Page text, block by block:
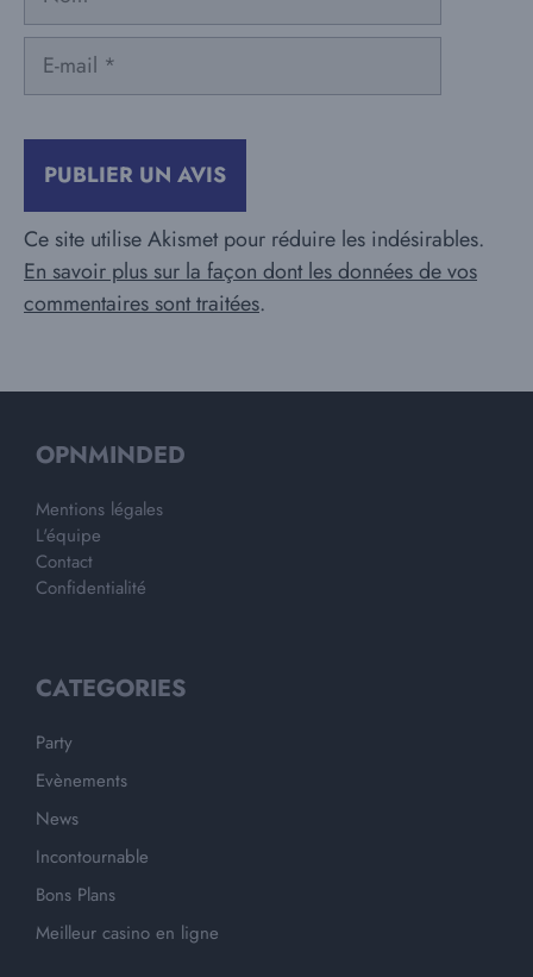
mail
Ce site utilise Akismet pour réduire les indésirables.
En savoir plus sur la façon dont les données de vos
commentaires sont traitées.
OPNMINDED
Mentions légales
L'équipe
Contact
Confidentialité
CATEGORIES
Party
Evènements
News
Incontournable
Bons Plans
Meilleur casino en ligne